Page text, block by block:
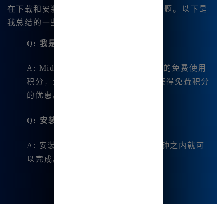
在下载和安装过程中，可能会遇到一些问题。以下是
我总结的一些常见问题及解答：
Q: 我是否需要付费？
A: Midjourney中文版提供一定数量的免费使用
积分，注册后可以享受一年内逐步获得免费积分
的优惠。
Q: 安装需要多长时间？
A: 安装过程非常快捷，通常在几分钟之内就可
以完成。